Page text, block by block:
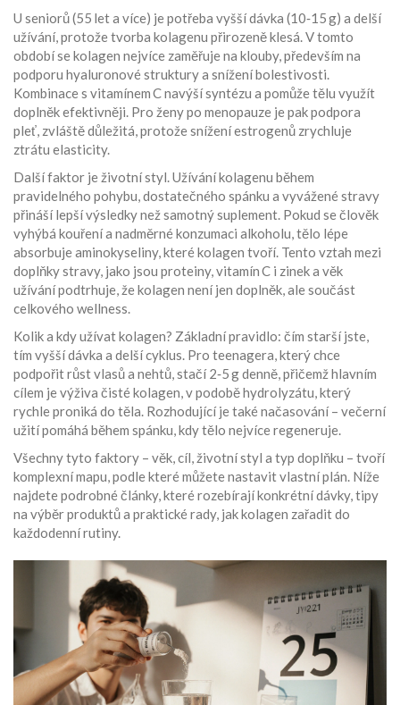
U seniorů (55 let a více) je potřeba vyšší dávka (10‑15 g) a delší
užívání, protože tvorba kolagenu přirozeně klesá. V tomto
období se kolagen nejvíce zaměřuje na klouby,především na
podporu hyaluronové struktury a snížení bolestivosti.
Kombinace s vitamínem C navýší syntézu a pomůže tělu využít
doplněk efektivněji. Pro ženy po menopauze je pak podpora
pleť, zvláště důležitá, protože snížení estrogenů zrychluje
ztrátu elasticity.
Další faktor je životní styl. Užívání kolagenu během
pravidelného pohybu, dostatečného spánku a vyvážené stravy
přináší lepší výsledky než samotný suplement. Pokud se člověk
vyhýbá kouření a nadměrné konzumaci alkoholu, tělo lépe
absorbuje aminokyseliny, které kolagen tvoří. Tento vztah mezi
doplňky stravy, jako jsou proteiny, vitamín C i zineka věk
užívání podtrhuje, že kolagen není jen doplněk, ale součást
celkového wellness.
Kolik a kdy užívat kolagen? Základní pravidlo: čím starší jste,
tím vyšší dávka a delší cyklus. Pro teenagera, který chce
podpořit růst vlasů a nehtů, stačí 2‑5 g denně, přičemž hlavním
cílem je výživa čisté kolagen,v podobě hydrolyzátu, který
rychle proniká do těla. Rozhodující je také načasování – večerní
užití pomáhá během spánku, kdy tělo nejvíce regeneruje.
Všechny tyto faktory – věk, cíl, životní styl a typ doplňku – tvoří
komplexní mapu, podle které můžete nastavit vlastní plán. Níže
najdete podrobné články, které rozebírají konkrétní dávky, tipy
na výběr produktů a praktické rady, jak kolagen zařadit do
každodenní rutiny.